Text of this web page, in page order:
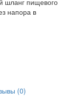
напора в
(0)